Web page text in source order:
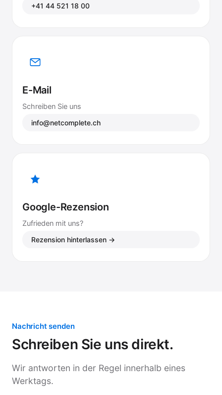
+41 44 521 18 00
E-Mail
Schreiben Sie uns
info@netcomplete.ch
Google-Rezension
Zufrieden mit uns?
Rezension hinterlassen →
Nachricht senden
Schreiben Sie uns direkt.
Wir antworten in der Regel innerhalb eines
Werktags.